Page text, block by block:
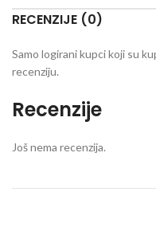
RECENZIJE (0)
Recenzije
Još nema recenzija.
Samo logirani kupci koji su
recenziju.